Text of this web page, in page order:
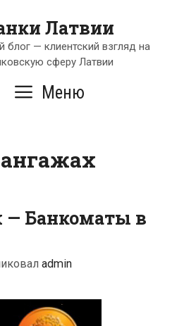
Латвии
блог — клиентский взгляд на
сферу Латвии
Меню
— Банкоматы в
admin